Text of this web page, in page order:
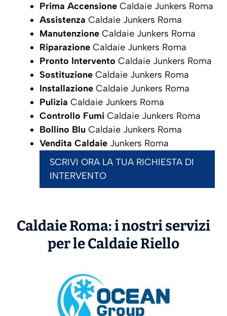
Prima Accensione Caldaie Junkers Roma
Assistenza Caldaie Junkers Roma
Manutenzione Caldaie Junkers Roma
Riparazione Caldaie Junkers Roma
Pronto Intervento Caldaie Junkers Roma
Sostituzione Caldaie Junkers Roma
Installazione Caldaie Junkers Roma
Pulizia Caldaie Junkers Roma
Controllo Fumi Caldaie Junkers Roma
Bollino Blu Caldaie Junkers Roma
Vendita Caldaie Junkers Roma
SCRIVI ORA LA TUA RICHIESTA DI
INTERVENTO
Caldaie Roma: i nostri servizi
per le CaldaieRiello